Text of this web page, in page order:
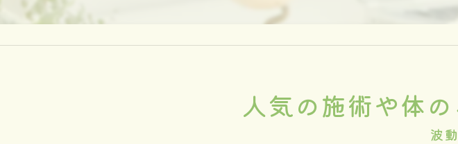
人気の施術や体
波